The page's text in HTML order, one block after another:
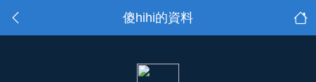
傻hihi的資料